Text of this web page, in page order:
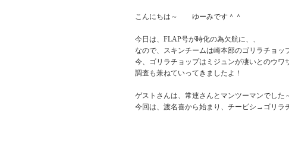
こんにちは～ ゆーみです＾＾
今日は、FLAP号が時化の為欠航に、、
なので、スキンチームは崎本部のゴリラチョッ
今、ゴリラチョップはミジュンが凄いとのウワ
調査も兼ねていってきましたよ！
ゲストさんは、常連さんとマンツーマンでした
今回は、渡名喜から始まり、チービシ→ゴリラ